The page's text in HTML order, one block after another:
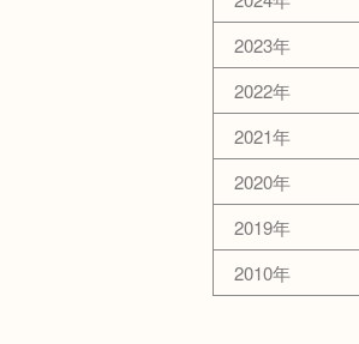
2023年
2022年
2021年
2020年
2019年
2010年